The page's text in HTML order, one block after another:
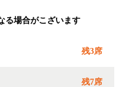
る場合がこざいます
残3席
残7席